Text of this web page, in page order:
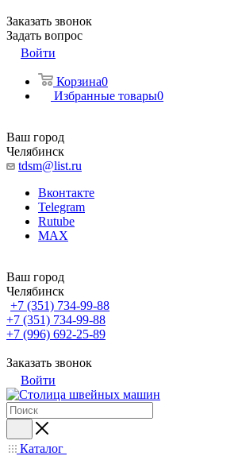
Заказать звонок
Задать вопрос
Войти
Корзина0
Избранные товары0
Ваш город
Челябинск
tdsm@list.ru
Вконтакте
Telegram
Rutube
MAX
Ваш город
Челябинск
+7 (351) 734-99-88
+7 (351) 734-99-88
+7 (996) 692-25-89
Заказать звонок
Войти
Каталог